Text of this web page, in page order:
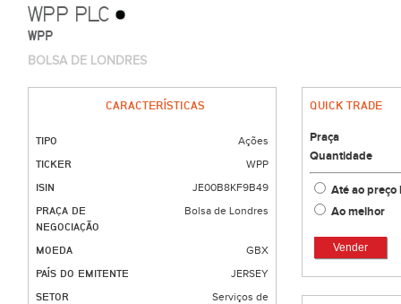
WPP PLC
WPP
BOLSA DE LONDRES
CARACTERÍSTICAS
TIPO Ações
TICKER WPP
ISIN JE00B8KF9B49
PRAÇA DE
NEGOCIAÇÃO
Bolsa de Londres
MOEDA GBX
PAÍS DO EMITENTE JERSEY
SETOR
Serviços de
QUICK TRADE
Praça
Quantidade
Até ao
Ao melhor
Vender